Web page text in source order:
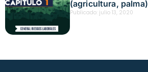
(agricultura, palma)
Publicado: julio 13, 2020